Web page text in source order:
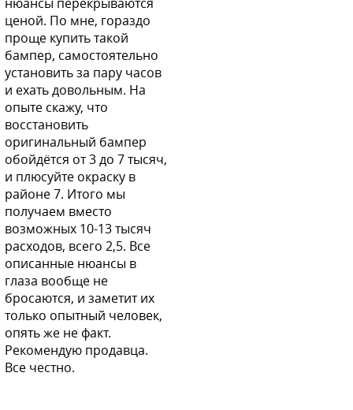
ценой. По мне, гораздо
проще купить такой
бампер, самостоятельно
установить за пару часов
и ехать довольным. На
опыте скажу, что
восстановить
оригинальный бампер
обойдётся от 3 до 7 тысяч,
и плюсуйте окраску в
районе 7. Итого мы
получаем вместо
возможных 10-13 тысяч
расходов, всего 2,5. Все
описанные нюансы в
глаза вообще не
бросаются, и заметит их
только опытный человек,
опять же не факт.
Рекомендую продавца.
Все честно.